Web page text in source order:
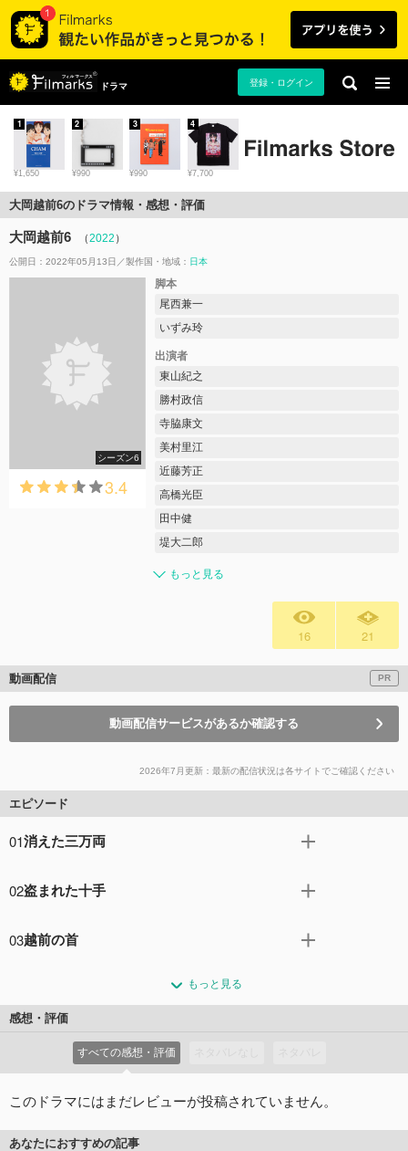
ドラマ 登録・ログイン
¥1,650
1
¥990
2
¥990
3
¥7,700
4
大岡越前6のドラマ情報・感想・評価
大岡越前6 （2022 ）
公開日：2022年05月13日 製作国・地域： 日本
シーズン6
3.4
脚本
尾西兼一
いずみ玲
出演者
東山紀之
勝村政信
寺脇康文
美村里江
近藤芳正
高橋光臣
田中健
堤大二郎
もっと見る
16 21
動画配信 PR
動画配信サービスがあるか確認する
2026年7月更新：最新の配信状況は各サイトでご確認ください
エピソード
01消えた三万両
彌）という怪しい人物が現れ、ご落胤騒動が起きる。そん
とになるが、江戸城内に町人たちが招かれた機に乗じて盗
任を問われた忠相は、三万両を取り戻せなければ切腹とい
は、あるつながりがあった。
02盗まれた十手
紀之）が謹慎を申し渡すが、市中では十手を悪用した金品
磯次（大八木凱斗）を偶然見とがめるも、逃げられてしま
う。一方、お忍びで町に出ていた吉宗（椎名桔平）は、口
の利けない若い娘・おくに（藤川心優）に遭遇する。磯次
は妹のおくにを女衒（ぜげん）・巳之助（古舘佑太郎）の
手から守ろうとしていた。
03越前の首
索の結果、小間物屋の彦兵ヱ（秋野太作）が浮上。善良だ
と評判の男で、本人もはじめは否定をするが、なぜか一
嵜充則）が、下手人は他にいるはずだと忠相に直訴。下手
人を見つけたら忠相の首をもらうと宣言し、忠相も同意し
て周囲を驚かせる。一方、北町奉行の伊生（高橋光臣）は
コメント0件拍手0回
もっと見る
感想・評価
すべての感想・評価
このドラマにはまだレビューが投稿されていません。
あなたにおすすめの記事